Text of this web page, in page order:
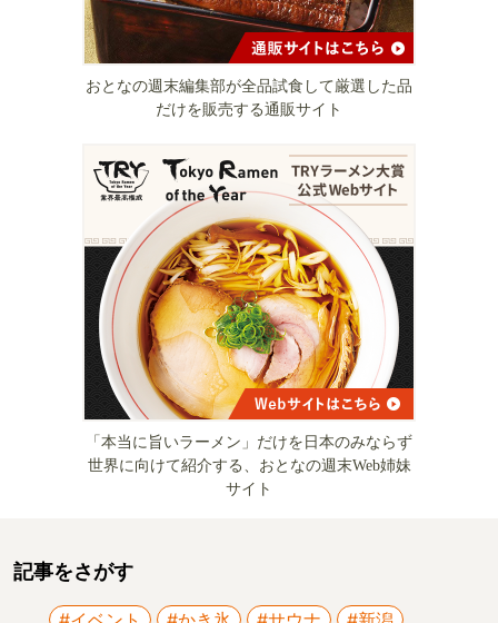
おとなの週末編集部が全品試食して厳選した品
だけを販売する通販サイト
「本当に旨いラーメン」だけを日本のみならず
世界に向けて紹介する、おとなの週末Web姉妹
サイト
記事をさがす